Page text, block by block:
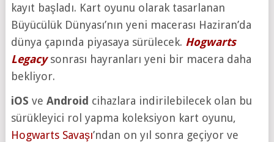
kayıt başladı. Kart oyunu olarak tasarlanan
Büyücülük Dünyası’nın yeni macerası Haziran’da
dünya çapında piyasaya sürülecek. Hogwarts
Legacysonrası hayranları yeni bir macera daha
bekliyor.
iOS ve Android cihazlara indirilebilecek olan bu
sürükleyici rol yapma koleksiyon kart oyunu,
Hogwarts Savaşı’ndan on yıl sonra geçiyor ve